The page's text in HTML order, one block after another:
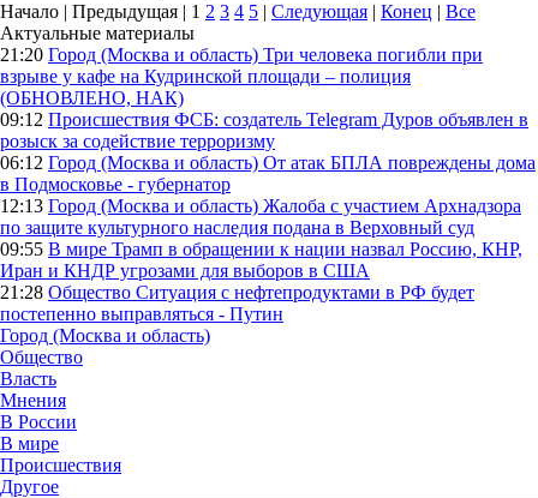
Начало | Предыдущая | 1 2 3 4 5 | Следующая | Конец | Все
Актуальные материалы
21:20 Город (Москва и область) Три человека погибли при
взрыве у кафе на Кудринской площади – полиция
(ОБНОВЛЕНО, НАК)
09:12 Происшествия ФСБ: создатель Telegram Дуров объявлен в
розыск за содействие терроризму
06:12 Город (Москва и область) От атак БПЛА повреждены дома
в Подмосковье - губернатор
12:13 Город (Москва и область) Жалоба с участием Архнадзора
по защите культурного наследия подана в Верховный суд
09:55 В мире Трамп в обращении к нации назвал Россию, КНР,
Иран и КНДР угрозами для выборов в США
21:28 Общество Ситуация с нефтепродуктами в РФ будет
постепенно выправляться - Путин
Город (Москва и область)
Общество
Власть
Мнения
В России
В мире
Происшествия
Другое